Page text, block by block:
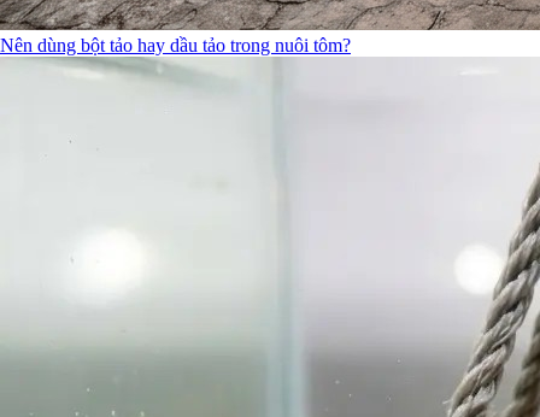
Nên dùng bột tảo hay dầu tảo trong nuôi tôm?